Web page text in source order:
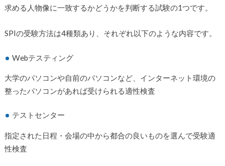
求める人物像に一致するかどうかを判断する試験の1つです。
SPIの受験方法は4種類あり、それぞれ以下のような内容です。
Webテスティング
大学のパソコンや自前のパソコンなど、インターネット環境の
整ったパソコンがあれば受けられる適性検査
テストセンター
指定された日程・会場の中から都合の良いものを選んで受験適
性検査